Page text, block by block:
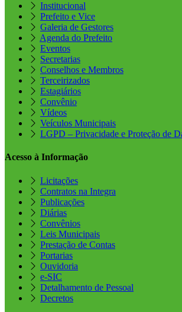
Institucional
Prefeito e Vice
Galeria de Gestores
Agenda do Prefeito
Eventos
Secretarias
Conselhos e Membros
Terceirizados
Estagiários
Convênio
Vídeos
Veículos Municipais
LGPD – Privacidade e Proteção de
Acesso à Informação
Licitações
Contratos na Integra
Publicações
Diárias
Convênios
Leis Municipais
Prestação de Contas
Portarias
Ouvidoria
e-SIC
Detalhamento de Pessoal
Decretos